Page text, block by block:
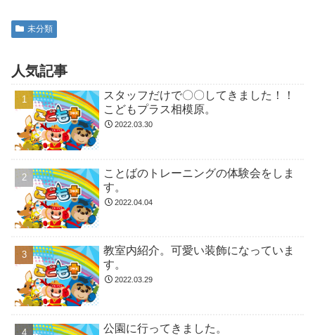
未分類
人気記事
スタッフだけで〇〇してきました！！
こどもプラス相模原。
2022.03.30
ことばのトレーニングの体験会をしま
す。
2022.04.04
教室内紹介。可愛い装飾になっていま
す。
2022.03.29
公園に行ってきました。